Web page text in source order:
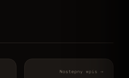
Nastepny wpis →